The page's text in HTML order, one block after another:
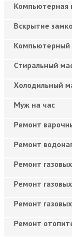
Компьютерная
Вскрытие
Компьютерный
Cтиральный
Холодильный
Муж на час
Ремонт
Ремонт
Ремонт
Ремонт
Ремонт
Ремонт